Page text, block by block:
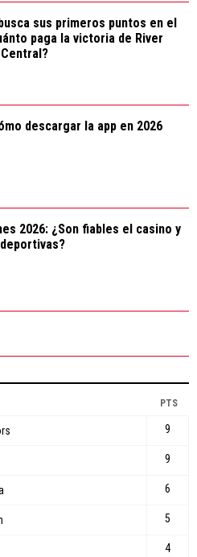
sus primeros puntos en el
paga la victoria de River
descargar la app en 2026
2026: ¿Son fiables el casino y